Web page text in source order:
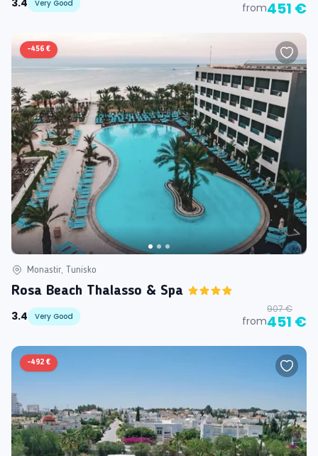
3.4 Very Good from451 €
-456 €
Monastir, Tunisko
Rosa Beach Thalasso & Spa
3.4
Very Good from
907 €
451 €
-492 €